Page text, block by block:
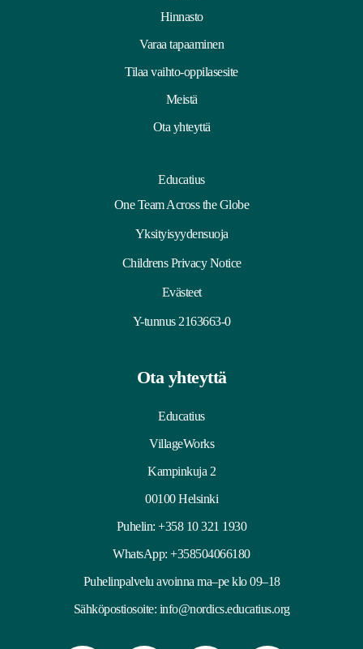
Hinnasto
Varaa tapaaminen
Tilaa vaihto-oppilasesite
Meistä
Ota yhteyttä
Educatius
One Team Across the Globe
Yksityisyydensuoja
Childrens Privacy Notice
Evästeet
Y-tunnus 2163663-0
Ota yhteyttä
Educatius
VillageWorks
Kampinkuja 2
00100 Helsinki
Puhelin:+358 10 321 1930
WhatsApp: +358504066180
Puhelinpalvelu avoinna ma–pe klo 09–18
Sähköpostiosoite: info@nordics.educatius.org